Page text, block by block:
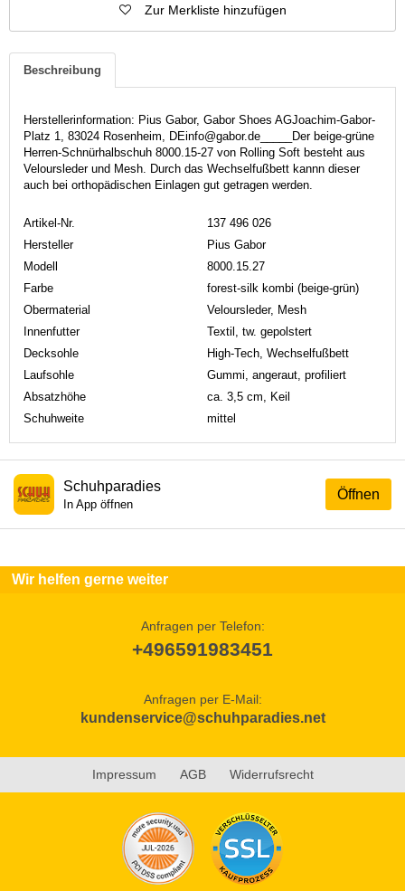
Zur Merkliste hinzufügen
Beschreibung
Herstellerinformation: Pius Gabor, Gabor Shoes AGJoachim-Gabor-
Platz 1, 83024 Rosenheim, DEinfo@gabor.de_____Der beige-grüne
Herren-Schnürhalbschuh 8000.15-27 von Rolling Soft besteht aus
Veloursleder und Mesh. Durch das Wechselfußbett kannn dieser
auch bei orthopädischen Einlagen gut getragen werden.
Artikel-Nr.
137 496 026
Hersteller
Pius Gabor
Modell
8000.15.27
Farbe
forest-silk kombi (beige-grün)
Obermaterial
Veloursleder, Mesh
Innenfutter
Textil, tw. gepolstert
Decksohle
High-Tech, Wechselfußbett
Laufsohle
Gummi, angeraut, profiliert
Absatzhöhe
ca. 3,5 cm, Keil
Schuhweite
mittel
Öffnen
Schuhparadies
In App öffnen
Wir helfen gerne weiter
Anfragen per Telefon:
+496591983451
Anfragen per E-Mail:
kundenservice@schuhparadies.net
Impressum AGB Widerrufsrecht